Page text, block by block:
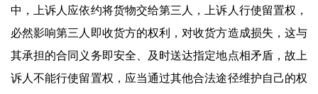
中，上诉人应依约将货物交给第三人，上诉人行使留置权，
必然影响第三人即收货方的权利，对收货方造成损失，这与
其承担的合同义务即安全、及时送达指定地点相矛盾，故上
诉人不能行使留置权，应当通过其他合法途径维护自己的权